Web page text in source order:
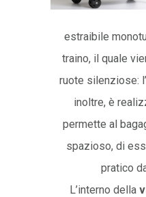
estraibile
traino, il quale
ruote silenziose:
inoltre, è
permette al
spazioso, di
pratico
L’interno della